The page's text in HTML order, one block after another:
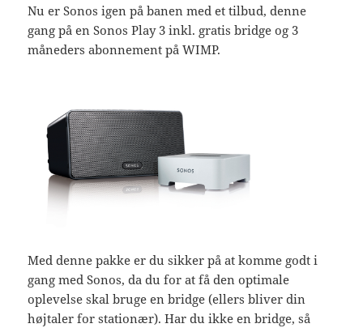
Nu er Sonos igen på banen med et tilbud, denne
gang på en Sonos Play 3 inkl. gratis bridge og 3
måneders abonnement på WIMP.
Med denne pakke er du sikker på at komme godt i
gang med Sonos, da du for at få den optimale
oplevelse skal bruge en bridge (ellers bliver din
højtaler for stationær). Har du ikke en bridge, så